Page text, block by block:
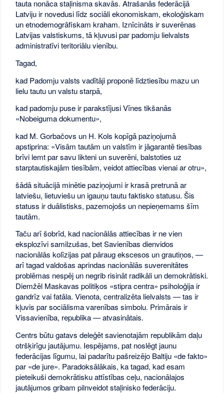
tauta nonāca staļinisma skavās. Atrašanās federācijā
Latviju ir novedusi līdz sociāli ekonomiskam, ekoloģiskam
un etnodemogrāfiskam kraham. Iznīcināts ir suverēnas
Latvijas valstiskums, tā kļuvusi par padomju lielvalsts
administratīvi teritoriālu vienību.
Tagad,
kad Padomju valsts vadītāji proponē līdztiesību mazu un
lielu tautu un valstu starpā,
kad padomju puse ir parakstījusi Vīnes tikšanās
«Nobeiguma dokumentu»,
kad M. Gorbačovs un H. Kols kopīgā paziņojumā
apstiprina: «Visām tautām un valstīm ir jāgarantē tiesības
brīvi lemt par savu likteni un suverēni, balstoties uz
starptautiskajām tiesībām, veidot attiecības vienai ar otru»,
šādā situācijā minētie paziņojumi ir krasā pretrunā ar
latviešu, lietuviešu un igauņu tautu faktisko statusu. Šis
statuss ir duālistisks, pazemojošs un nepieņemams šīm
tautām.
Taču arī šobrīd, kad nacionālās attiecības ir ne vien
eksplozīvi samilzušas, bet Savienības dienvidos
nacionālās kolīzijas pat pāraug ekscesos un grautiņos, —
arī tagad valdošas aprindas nacionālās suverenitātes
problēmas nespēj un negrib risināt radikāli un demokrātiski.
Diemžēl Maskavas politiķos «stipra centra» psiholoģija ir
gandrīz vai fatāla. Vienota, centralizēta lielvalsts — tas ir
kļuvis par sociālisma varenības simbolu. Primārais ir
Vissavienība, republika — atvasinātais.
Centrs būtu gatavs deleģēt savienotajām republikām daļu
otršķirīgu jautājumu. Iespējams, pat noslēgt jaunu
federācijas līgumu, lai padarītu pašreizējo Baltiju «de fakto»
par «de jure». Paradoksālākais, ka tagad, kad esam
pieteikuši demokrātisku attīstības ceļu, nacionālajos
jautājumos gribam pilnveidot staļinisko federāciju.